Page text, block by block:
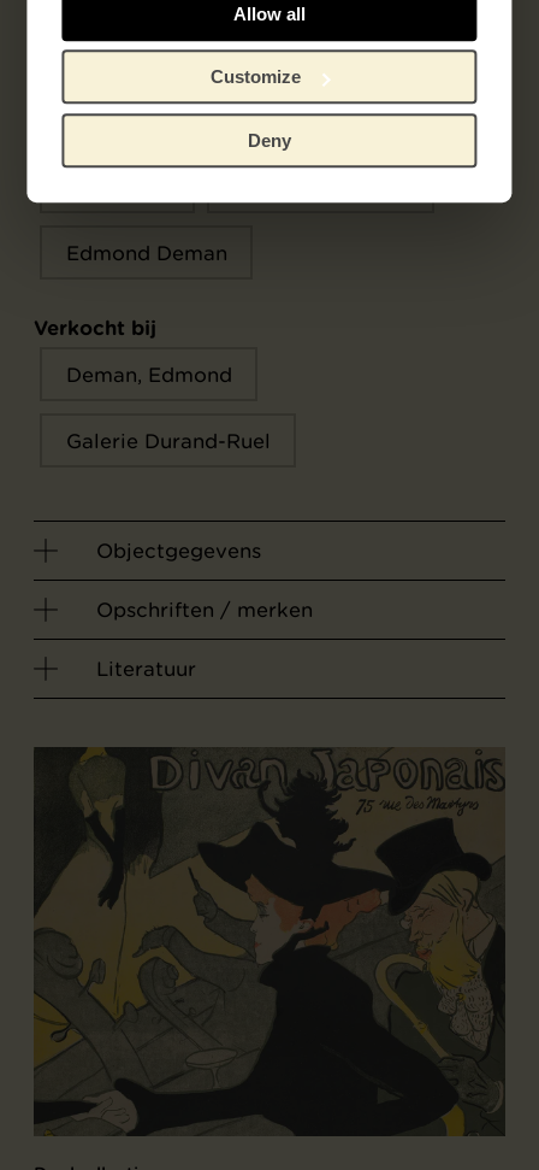
Allow all
Customize
Deny
Edmond Deman
Verkocht bij
Deman, Edmond
Galerie Durand-Ruel
Objectgegevens
Opschriften / merken
Literatuur